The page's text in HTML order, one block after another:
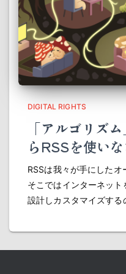
DIGITAL RIGHTS
「アルゴリズ
らRSSを使い
RSSは我々が手にしたオ
そこではインターネッ
設計しカスタマイズする